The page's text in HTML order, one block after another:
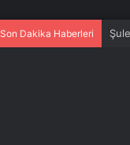
Son Dakika Haberleri